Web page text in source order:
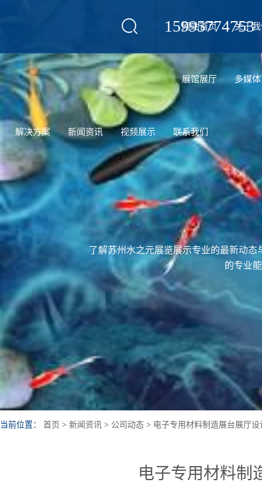
15995774753
网站首页 关于
展馆展厅 多媒
解决方案 新闻资讯 视频展示 联系我们
了解苏州水之元展览展示专业的最新动
的专业
当前位置： 首页 > 新闻资讯 > 公司动态 > 电子专用材料制造展台展厅设
电子专用材料制